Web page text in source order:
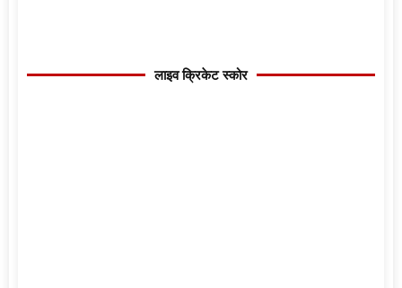
लाइव क्रिकेट स्कोर